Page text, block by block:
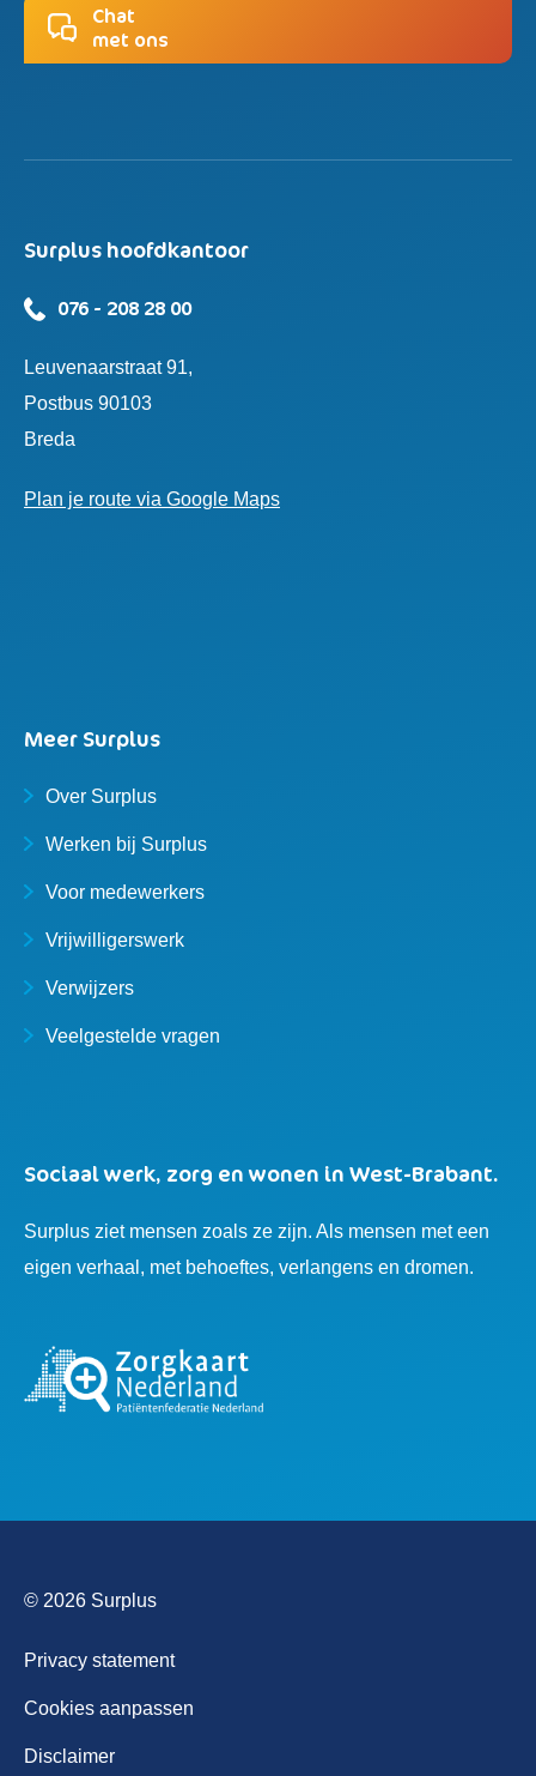
Chat
met ons
Surplus hoofdkantoor
076 - 208 28 00
Leuvenaarstraat 91,
Postbus 90103
Breda
Plan je route via Google Maps
Meer Surplus
Over Surplus
Werken bij Surplus
Voor medewerkers
Vrijwilligerswerk
Verwijzers
Veelgestelde vragen
Sociaal werk, zorg en wonen in West-Brabant.
Surplus ziet mensen zoals ze zijn. Als mensen met een
eigen verhaal, met behoeftes, verlangens en dromen.
© 2026 Surplus
Privacy statement
Cookies aanpassen
Disclaimer